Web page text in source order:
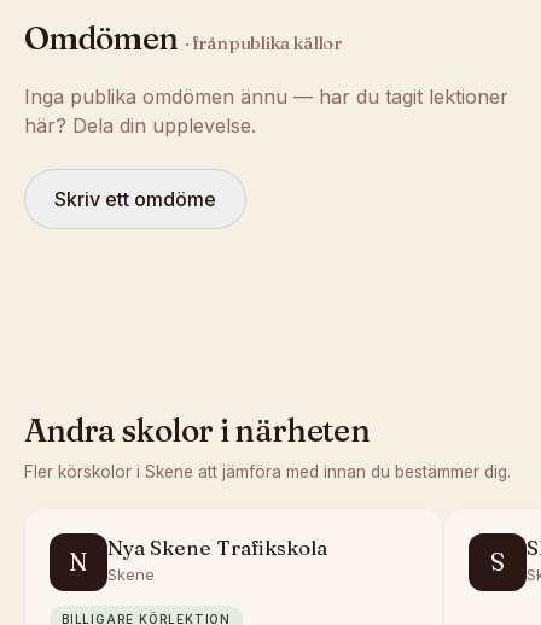
Omdömen · från publika källor
Inga publika omdömen ännu — har du tagit lektioner
här? Dela din upplevelse.
Skriv ett omdöme
Andra skolor i närheten
Fler körskolor i Skene att jämföra med innan du bestämmer dig.
N Nya Skene Trafikskola
Skene
BILLIGARE KÖRLEKTION
S